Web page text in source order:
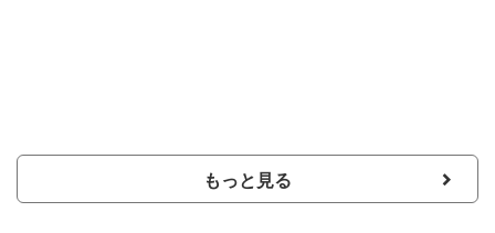
もっと見る